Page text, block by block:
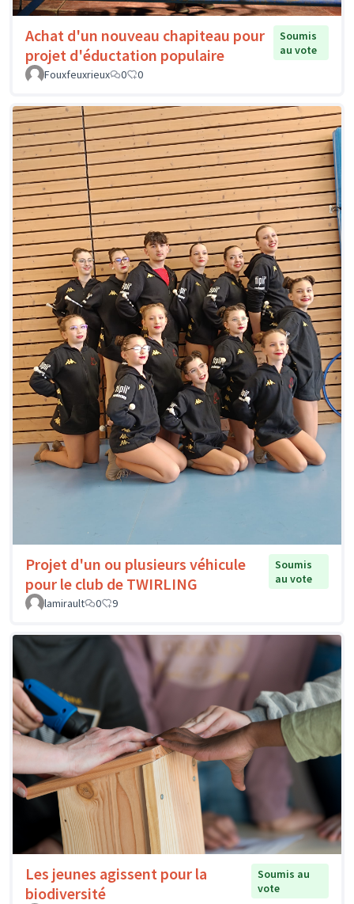
Achat d'un nouveau chapiteau pour
projet d'éductation populaire
Soumis
au vote
Fouxfeuxrieux
0 0
Projet d'un ou plusieurs véhicule
pour le club de TWIRLING
Soumis
au vote
lamirault
0 9
Les jeunes agissent pour la
biodiversité
Soumis au
vote